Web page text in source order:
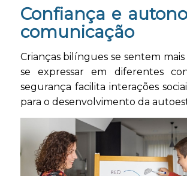
Confiança e
comunicação
Crianças bilíngues se sentem mais
se expressar em diferentes
segurança facilita interações
para o desenvolvimento da